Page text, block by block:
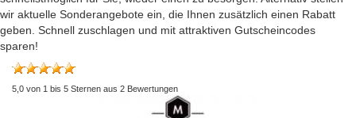
wir aktuelle Sonderangebote ein, die Ihnen zusätzlich einen Rabatt
geben. Schnell zuschlagen und mit attraktiven Gutscheincodes
sparen!
5,0 von 1 bis 5 Sternen aus 2 Bewertungen